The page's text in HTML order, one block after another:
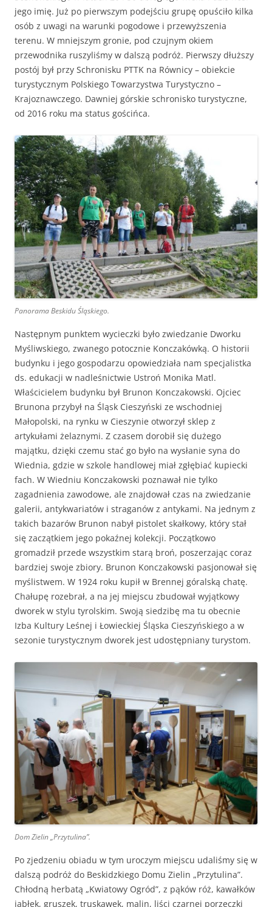
jego imię. Już po pierwszym podejściu grupę opuściło kilka
osób z uwagi na warunki pogodowe i przewyższenia
terenu. W mniejszym gronie, pod czujnym okiem
przewodnika ruszyliśmy w dalszą podróż. Pierwszy dłuższy
postój był przy Schronisku PTTK na Równicy – obiekcie
turystycznym Polskiego Towarzystwa Turystyczno –
Krajoznawczego. Dawniej górskie schronisko turystyczne,
od 2016 roku ma status gościńca.
Panorama Beskidu Śląskiego.
Następnym punktem wycieczki było zwiedzanie Dworku
Myśliwskiego, zwanego potocznie Konczakówką. O historii
budynku i jego gospodarzu opowiedziała nam specjalistka
ds. edukacji w nadleśnictwie Ustroń Monika Matl.
Właścicielem budynku był Brunon Konczakowski. Ojciec
Brunona przybył na Śląsk Cieszyński ze wschodniej
Małopolski, na rynku w Cieszynie otworzył sklep z
artykułami żelaznymi. Z czasem dorobił się dużego
majątku, dzięki czemu stać go było na wysłanie syna do
Wiednia, gdzie w szkole handlowej miał zgłębiać kupiecki
fach. W Wiedniu Konczakowski poznawał nie tylko
zagadnienia zawodowe, ale znajdował czas na zwiedzanie
galerii, antykwariatów i straganów z antykami. Na jednym z
takich bazarów Brunon nabył pistolet skałkowy, który stał
się zaczątkiem jego pokaźnej kolekcji. Początkowo
gromadził przede wszystkim starą broń, poszerzając coraz
bardziej swoje zbiory. Brunon Konczakowski pasjonował się
myślistwem. W 1924 roku kupił w Brennej góralską chatę.
Chałupę rozebrał, a na jej miejscu zbudował wyjątkowy
dworek w stylu tyrolskim. Swoją siedzibę ma tu obecnie
Izba Kultury Leśnej i Łowieckiej Śląska Cieszyńskiego a w
sezonie turystycznym dworek jest udostępniany turystom.
Dom Zielin „Przytulina”.
Po zjedzeniu obiadu w tym uroczym miejscu udaliśmy się w
dalszą podróż do Beskidzkiego Domu Zielin „Przytulina”.
Chłodną herbatą „Kwiatowy Ogród”, z pąków róż, kawałków
jabłek, gruszek, truskawek, malin, liści czarnej porzeczki